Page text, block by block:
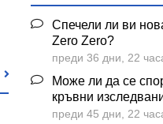
Спечели ли ви
Zero Zero?
преди 36 дни, 22
Може ли да се
кръвни
преди 45 дни, 22